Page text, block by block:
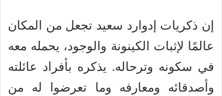
إن ذكريات إدوارد سعيد تجعل من المكان
عالمًا لإثبات الكينونة والوجود، يحمله معه
في سكونه وترحاله. يذكره بأفراد عائلته
وأصدقائه ومعارفه وما تعرضوا له من